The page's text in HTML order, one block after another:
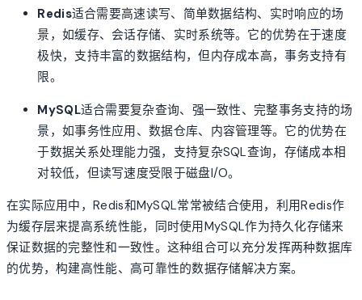
Redis适合需要高速读写、简单数据结构、实时响应的场
景，如缓存、会话存储、实时系统等。它的优势在于速度
极快，支持丰富的数据结构，但内存成本高，事务支持有
限。
MySQL适合需要复杂查询、强一致性、完整事务支持的场
景，如事务性应用、数据仓库、内容管理等。它的优势在
于数据关系处理能力强，支持复杂SQL查询，存储成本相
对较低，但读写速度受限于磁盘I/O。
在实际应用中，Redis和MySQL常常被结合使用，利用Redis作
为缓存层来提高系统性能，同时使用MySQL作为持久化存储来
保证数据的完整性和一致性。这种组合可以充分发挥两种数据库
的优势，构建高性能、高可靠性的数据存储解决方案。